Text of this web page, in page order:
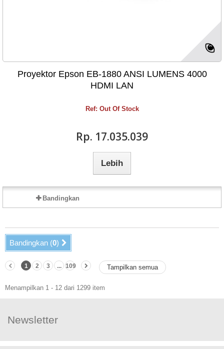
Proyektor Epson EB-1880 ANSI LUMENS 4000
HDMI LAN
Ref: Out Of Stock
Rp‎. 17.035.039
Lebih
Bandingkan
Bandingkan (0)
Tampilkan semua
1 2 3 ... 109
Menampilkan 1 - 12 dari 1299 item
Newsletter